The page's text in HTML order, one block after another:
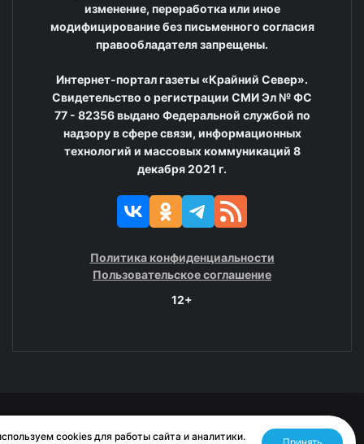
изменение, переработка или иное
модифицирование без письменного согласия
правообладателя запрещены.
Интернет-портал газеты «Крайний Север».
Свидетельство о регистрации СМИ Эл № ФС
77 - 82356 выдано Федеральной службой по
надзору в сфере связи, информационных
технологий и массовых коммуникаций 8
декабря 2021 г.
Политика конфиденциальности
Пользовательское соглашение
12+
© 2008—2025 ГАУ ЧАО «Издательство «Крайний Север»
cookies для работы сайта и аналитики.